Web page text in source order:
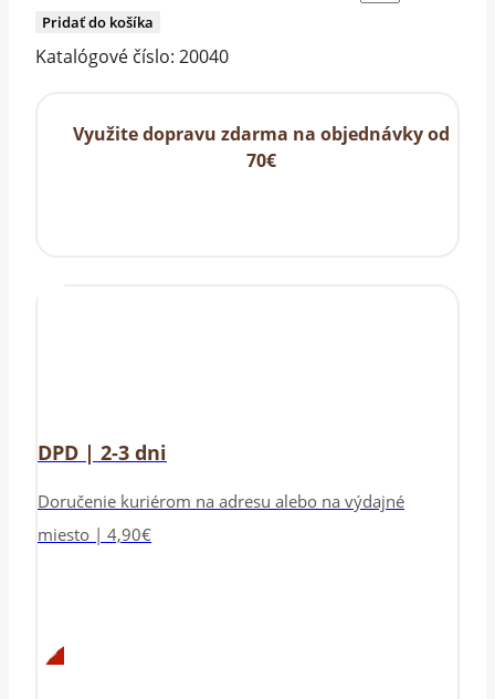
Pridať do košíka
Katalógové číslo: 20040
Využite dopravu zdarma na objednávky od
70€
DPD | 2-3 dni
Doručenie kuriérom na adresu alebo na výdajné
miesto | 4,90€